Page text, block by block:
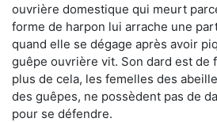
ouvrière domestique qui meurt
forme de harpon lui arrache une
quand elle se dégage après avoir
guêpe ouvrière vit. Son dard est de
plus de cela, les femelles des
des guêpes, ne possèdent pas de
pour se défendre.